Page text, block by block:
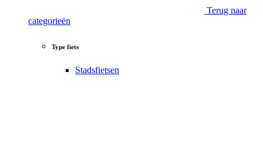
Terug naar
categorieën
Type fiets
Stadsfietsen